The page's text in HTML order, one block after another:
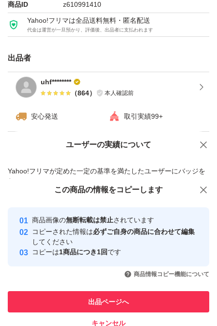
商品ID z610991410
Yahoo!フリマは全品送料無料・匿名配送
代金は運営が一旦預かり、評価後、出品者に支払われます
出品者
uhf********
（864） 本人確認前
安心発送 取引実績99+
ユーザーの実績について
Yahoo!フリマが定めた一定の基準を満たしたユーザーにバッジを
付与しています
安心取引出品者
心・安全なユーザーです
取引実績
引を完了させた実績があります
での取引実績があります
価格の相談 商品への質問
この商品の情報をコピーします
商品画像の無断転載は禁止されています
コピーされた情報は必ずご自身の商品に合わせて編集
してください
コピーは1商品につき1回です
商品情報コピー機能について
出品ページへ
キャンセル
この商品をみている人にオススメ